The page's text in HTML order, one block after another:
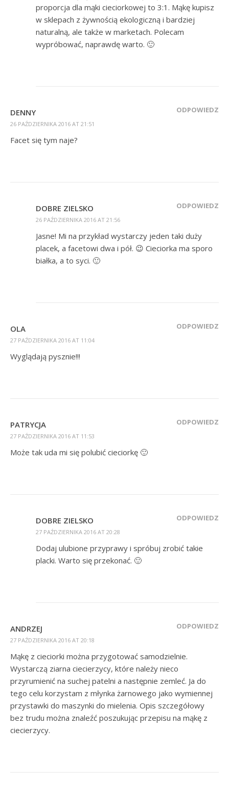
proporcja dla mąki cieciorkowej to 3:1. Mąkę kupisz
w sklepach z żywnością ekologiczną i bardziej
naturalną, ale także w marketach. Polecam
wypróbować, naprawdę warto. 🙂
DENNY
26 PAŹDZIERNIKA 2016 AT 21:51
ODPOWIEDZ
Facet się tym naje?
DOBRE ZIELSKO
26 PAŹDZIERNIKA 2016 AT 21:56
ODPOWIEDZ
Jasne! Mi na przykład wystarczy jeden taki duży
placek, a facetowi dwa i pół. 😉 Cieciorka ma sporo
białka, a to syci. 🙂
OLA
27 PAŹDZIERNIKA 2016 AT 11:04
ODPOWIEDZ
Wyglądają pysznie!!!
PATRYCJA
27 PAŹDZIERNIKA 2016 AT 11:53
ODPOWIEDZ
Może tak uda mi się polubić cieciorkę 🙂
DOBRE ZIELSKO
27 PAŹDZIERNIKA 2016 AT 20:28
ODPOWIEDZ
Dodaj ulubione przyprawy i spróbuj zrobić takie
placki. Warto się przekonać. 🙂
ANDRZEJ
27 PAŹDZIERNIKA 2016 AT 20:18
ODPOWIEDZ
Mąkę z cieciorki można przygotować samodzielnie.
Wystarczą ziarna ciecierzycy, które należy nieco
przyrumienić na suchej patelni a następnie zemleć. Ja do
tego celu korzystam z młynka żarnowego jako wymiennej
przystawki do maszynki do mielenia. Opis szczegółowy
bez trudu można znaleźć poszukując przepisu na mąkę z
ciecierzycy.